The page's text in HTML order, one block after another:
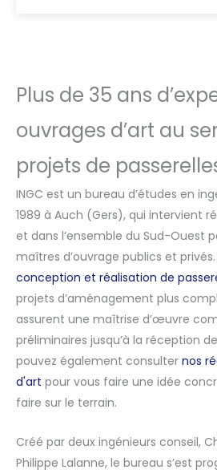
Plus de 35 ans
ouvrages d’art au
projets de
INGC est un bureau d’études en
1989 à Auch (Gers), qui intervient
et dans l’ensemble du Sud-Ouest
maîtres d’ouvrage publics et
conception et réalisation de
projets d’aménagement plus
assurent une maîtrise d’œuvre
préliminaires jusqu’à la réception
pouvez également consulter nos
d'art pour vous faire une idée
faire sur le terrain.
Créé par deux ingénieurs conseil,
Philippe Lalanne, le bureau s’est